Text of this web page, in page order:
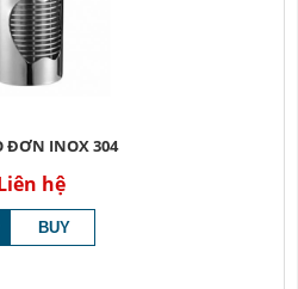
ĐƠN INOX 304
hệ